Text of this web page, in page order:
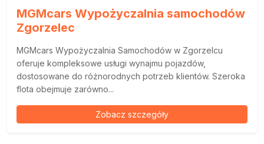
MGMcars Wypożyczalnia samochodów
Zgorzelec
MGMcars Wypożyczalnia Samochodów w Zgorzelcu
oferuje kompleksowe usługi wynajmu pojazdów,
dostosowane do różnorodnych potrzeb klientów. Szeroka
flota obejmuje zarówno...
Zobacz szczegóły